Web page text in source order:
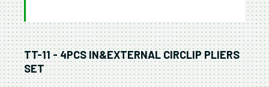
TT-11 - 4PCS IN&EXTERNAL CIRCLIP PLIERS
SET